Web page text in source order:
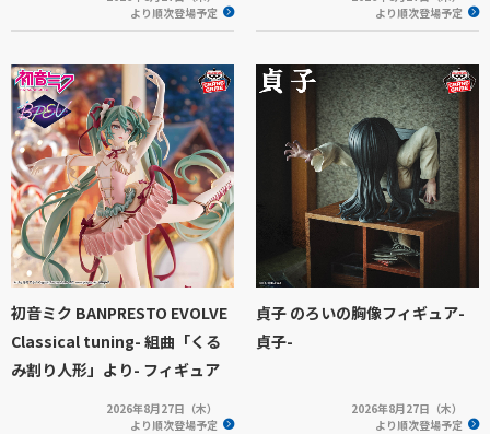
より順次登場予定
より順次登場予定
初音ミク BANPRESTO EVOLVE
Classical tuning- 組曲「くる
み割り人形」より- フィギュア
2026年8月27日（木）
より順次登場予定
貞子 のろいの胸像フィギュア-
貞子-
2026年8月27日（木）
より順次登場予定